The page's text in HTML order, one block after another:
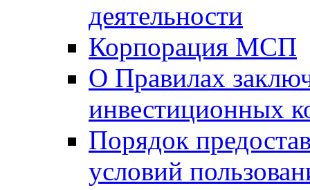
деятельности
Корпорация МСП
О Правилах
инвестиционных
Порядок
условий